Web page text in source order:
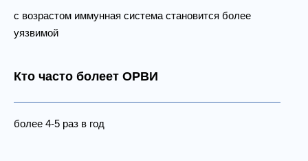
с возрастом иммунная система становится более
уязвимой
Кто часто болеет ОРВИ
более 4-5 раз в год